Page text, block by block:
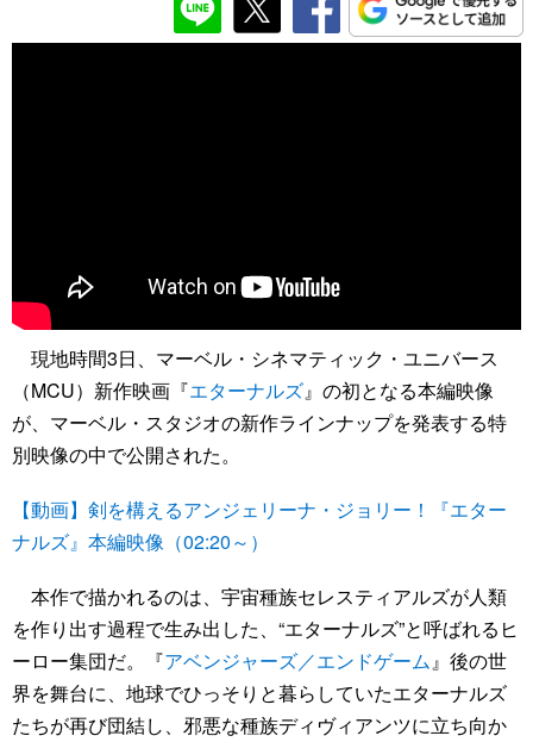
現地時間3日、マーベル・シネマティック・ユニバース
（MCU）新作映画『エターナルズ』の初となる本編映像
が、マーベル・スタジオの新作ラインナップを発表する特
別映像の中で公開された。
【動画】剣を構えるアンジェリーナ・ジョリー！『エター
ナルズ』本編映像（02:20～）
本作で描かれるのは、宇宙種族セレスティアルズが人類
を作り出す過程で生み出した、“エターナルズ”と呼ばれるヒ
ーロー集団だ。『アベンジャーズ／エンドゲーム』後の世
界を舞台に、地球でひっそりと暮らしていたエターナルズ
たちが再び団結し、邪悪な種族ディヴィアンツに立ち向か